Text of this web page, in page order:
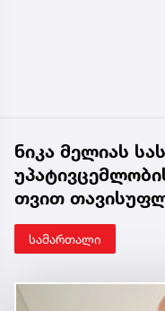
ნიკა მელიას
თვით
სამართალი